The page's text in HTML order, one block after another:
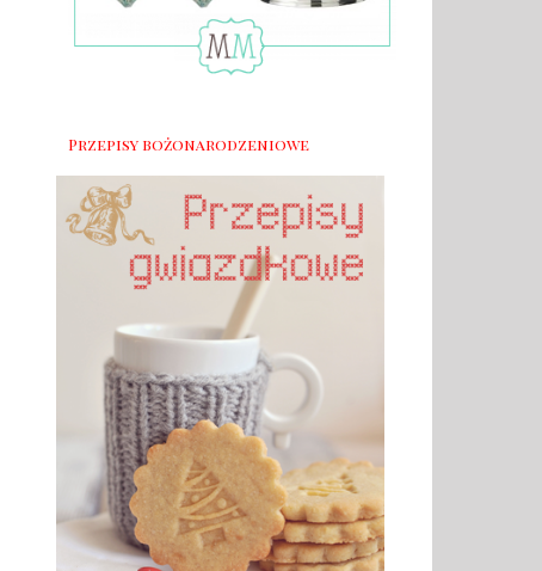
Przepisy bożonarodzeniowe